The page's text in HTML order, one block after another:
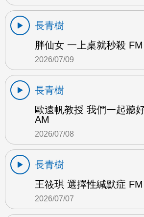
長青樹
胖仙女 一上桌就秒殺
2026/07/09
長青樹
歐遠帆教授 我們一起聽
AM
2026/07/08
長青樹
王筱琪 選擇性緘默症
2026/07/07